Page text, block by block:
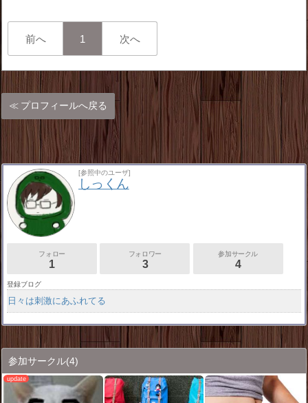
前へ 1 次へ
プロフィールへ戻る
[参照中のユーザ]
しっくん
フォロー
1
フォロワー
3
参加サークル
4
登録ブログ
日々は刺激にあふれてる
参加サークル(4)